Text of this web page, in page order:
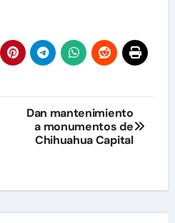
Dan mantenimiento
a monumentos de
Chihuahua Capital